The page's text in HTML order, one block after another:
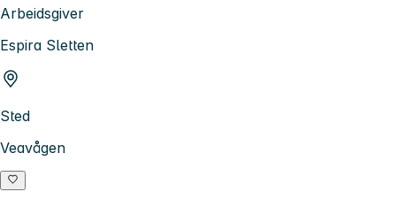
Arbeidsgiver
Espira Sletten
Sted
Veavågen